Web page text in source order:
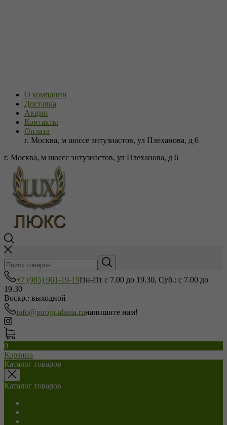
О компании
Доставка
Акции
Контакты
Оплата
г. Москва, м шоссе энтузиастов, ул Плеханова, д 6
г. Москва, м шоссе энтузиастов, ул Плеханова, д 6
+7 (985) 961-19-19Пн-Пт с 7.00 до 19.30, Суб.: с 7.00 до
19.30
Воскр.: выходной
info@pirogi-alania.ruнапишите нам!
0
Корзина
Каталог товаров
Каталог товаров